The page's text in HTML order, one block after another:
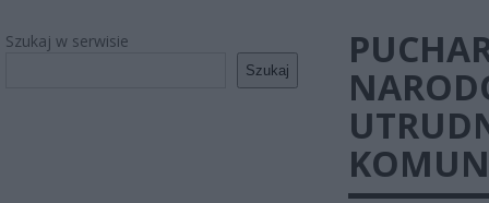
Szukaj w serwisie
Szukaj